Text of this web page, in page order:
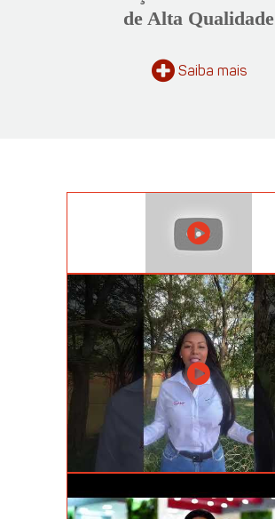
de Alta Qualidade
Saiba mais